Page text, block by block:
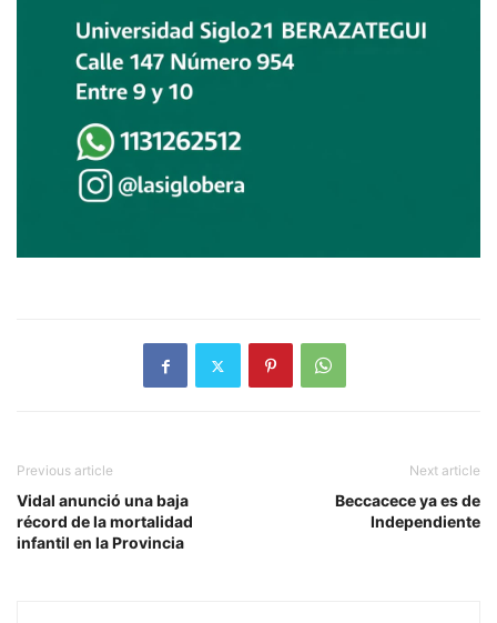
Previous article
Vidal anunció una baja
récord de la mortalidad
infantil en la Provincia
Next article
Beccacece ya es de
Independiente